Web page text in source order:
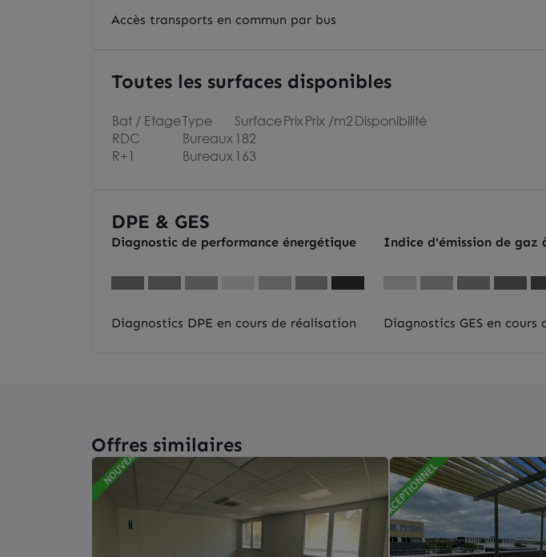
Accès transports en commun par bus
Toutes les surfaces disponibles
Bat / EtageType SurfacePrixPrix /m2 Disponibilité
RDC
Bureaux 182
R+1
Bureaux 163
DPE & GES
Diagnostic de performance énergétique
Diagnostics DPE en cours de réalisation
Indice d'émission de gaz
Diagnostics GES en cours
Offres similaires